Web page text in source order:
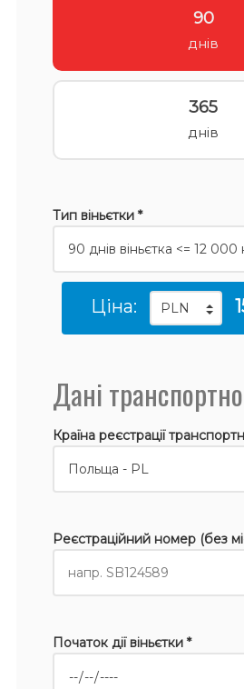
90
днів
365
днів
Тип віньєтки *
Ціна:
Дані
Країна реєстрації
Реєстраційний номер (без
Початок дії віньєтки *